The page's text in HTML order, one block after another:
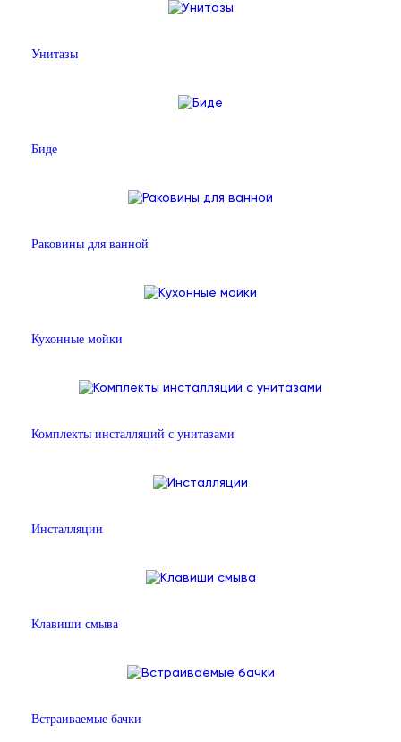
Унитазы
Биде
Раковины для ванной
Кухонные мойки
Комплекты инсталляций с унитазами
Инсталляции
Клавиши смыва
Встраиваемые бачки